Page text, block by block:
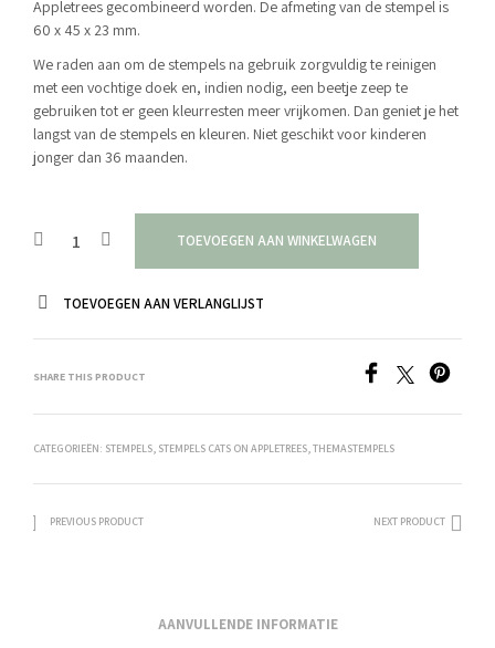
Appletrees gecombineerd worden. De afmeting van de stempel is
60 x 45 x 23 mm.
We raden aan om de stempels na gebruik zorgvuldig te reinigen
met een vochtige doek en, indien nodig, een beetje zeep te
gebruiken tot er geen kleurresten meer vrijkomen. Dan geniet je het
langst van de stempels en kleuren. Niet geschikt voor kinderen
jonger dan 36 maanden.
TOEVOEGEN AAN WINKELWAGEN
TOEVOEGEN AAN VERLANGLIJST
SHARE THIS PRODUCT
CATEGORIEËN: STEMPELS, STEMPELS CATS ON APPLETREES,THEMASTEMPELS
PREVIOUS PRODUCT NEXT PRODUCT
AANVULLENDE INFORMATIE